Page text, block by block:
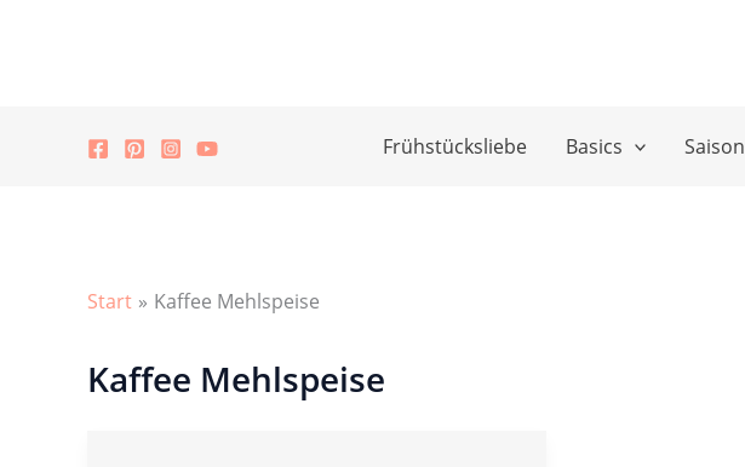
Frühstücksliebe Basics Saison
Start Kaffee Mehlspeise
Kaffee Mehlspeise